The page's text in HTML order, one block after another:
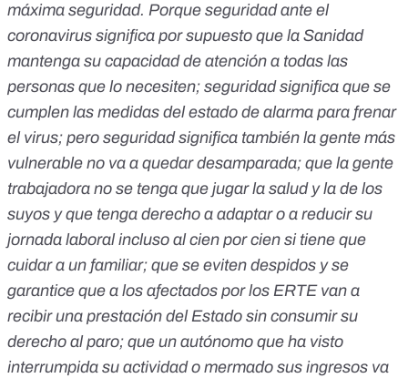
máxima seguridad. Porque seguridad ante el
coronavirus significa por supuesto que la Sanidad
mantenga su capacidad de atención a todas las
personas que lo necesiten; seguridad significa que se
cumplen las medidas del estado de alarma para frenar
el virus; pero seguridad significa también la gente más
vulnerable no va a quedar desamparada; que la gente
trabajadora no se tenga que jugar la salud y la de los
suyos y que tenga derecho a adaptar o a reducir su
jornada laboral incluso al cien por cien si tiene que
cuidar a un familiar; que se eviten despidos y se
garantice que a los afectados por los ERTE van a
recibir una prestación del Estado sin consumir su
derecho al paro; que un autónomo que ha visto
interrumpida su actividad o mermado sus ingresos va